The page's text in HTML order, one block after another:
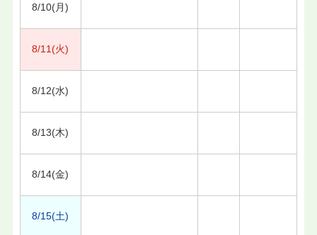
8/10(月)
8/11(火)
8/12(水)
8/13(木)
8/14(金)
8/15(土)